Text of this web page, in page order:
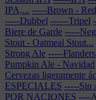
IPA,... -----Brown -
-----Dubbel ------Tripel
Biere de Garde -----
Stout - Oatmeal Stout...
Strong Ale -----
Pumpkin Ale - Navidad
Cervezas ligeramente
ESPECIALES -----Sin
POR NACIONES ----